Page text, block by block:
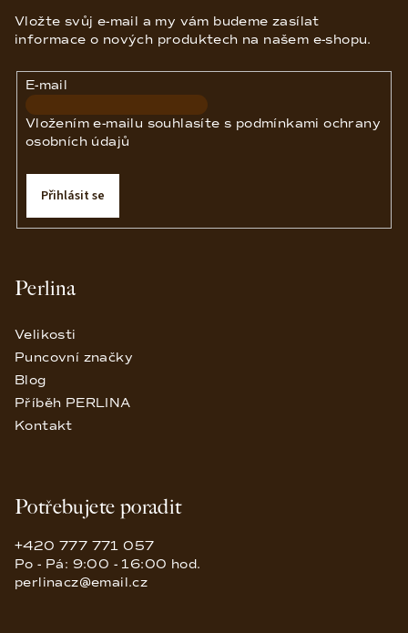
Vložte svůj e-mail a my vám budeme zasílat
informace o nových produktech na našem e-shopu.
E-mail
Vložením e-mailu souhlasíte s podmínkami ochrany
osobních údajů
Přihlásit se
Perlina
Velikosti
Puncovní značky
Blog
Příběh PERLINA
Kontakt
Potřebujete poradit
+420 777 771 057
Po - Pá: 9:00 - 16:00 hod.
perlinacz@email.cz